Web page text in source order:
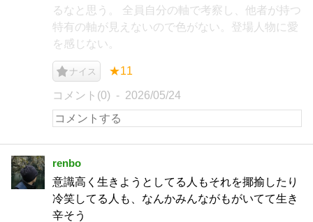
るなと思う。 全員自分の軸で考察し、他者が持つ
特有の軸が見えないので色がない。登場人物に愛
を感じない。
ナイス ★11
コメント(0) 2026/05/24
renbo
意識高く生きようとしてる人もそれを揶揄したり
冷笑してる人も、なんかみんながもがいてて生き
辛そう